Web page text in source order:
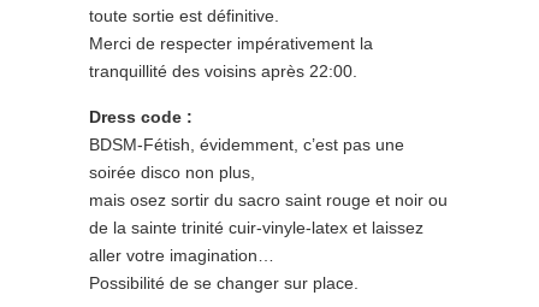
toute sortie est définitive.
Merci de respecter impérativement la
tranquillité des voisins après 22:00.
Dress code :
BDSM-Fétish, évidemment, c’est pas une
soirée disco non plus,
mais osez sortir du sacro saint rouge et noir ou
de la sainte trinité cuir-vinyle-latex et laissez
aller votre imagination…
Possibilité de se changer sur place.